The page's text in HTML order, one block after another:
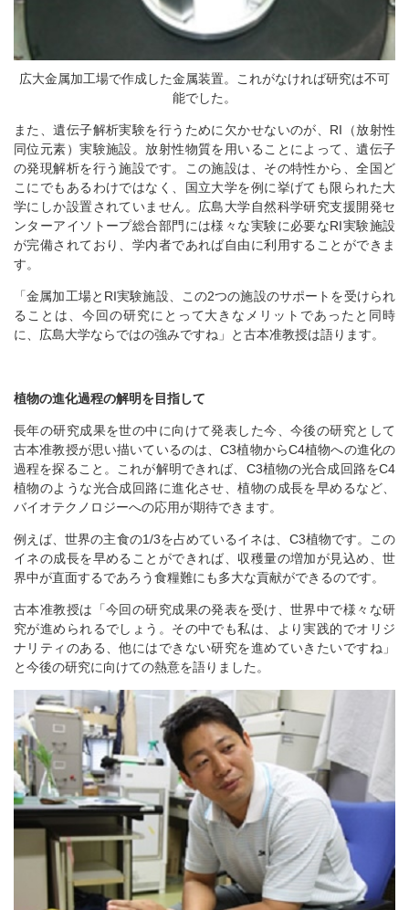
広大金属加工場で作成した金属装置。これがなければ研究は不可
能でした。
また、遺伝子解析実験を行うために欠かせないのが、RI（放射性
同位元素）実験施設。放射性物質を用いることによって、遺伝子
の発現解析を行う施設です。この施設は、その特性から、全国ど
こにでもあるわけではなく、国立大学を例に挙げても限られた大
学にしか設置されていません。広島大学自然科学研究支援開発セ
ンターアイソトープ総合部門には様々な実験に必要なRI実験施設
が完備されており、学内者であれば自由に利用することができま
す。
「金属加工場とRI実験施設、この2つの施設のサポートを受けられ
ることは、今回の研究にとって大きなメリットであったと同時
に、広島大学ならではの強みですね」と古本准教授は語ります。
植物の進化過程の解明を目指して
長年の研究成果を世の中に向けて発表した今、今後の研究として
古本准教授が思い描いているのは、C3植物からC4植物への進化の
過程を探ること。これが解明できれば、C3植物の光合成回路をC4
植物のような光合成回路に進化させ、植物の成長を早めるなど、
バイオテクノロジーへの応用が期待できます。
例えば、世界の主食の1/3を占めているイネは、C3植物です。この
イネの成長を早めることができれば、収穫量の増加が見込め、世
界中が直面するであろう食糧難にも多大な貢献ができるのです。
古本准教授は「今回の研究成果の発表を受け、世界中で様々な研
究が進められるでしょう。その中でも私は、より実践的でオリジ
ナリティのある、他にはできない研究を進めていきたいですね」
と今後の研究に向けての熱意を語りました。